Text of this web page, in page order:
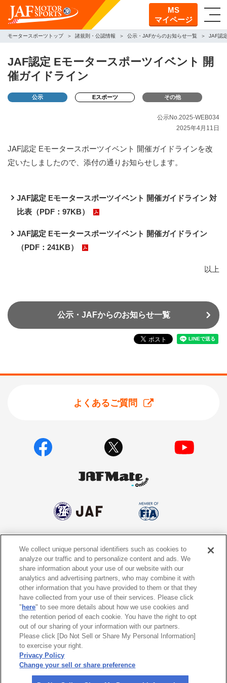
MS
マイページ
モータースポーツトップ 諸規則・公認情報 公示・JAFからのお知らせ一覧 JAF認
JAF認定 Eモータースポーツイベント 開
催ガイドライン
公示 Eスポーツ その他
公示No.2025-WEB034
2025年4月11日
JAF認定 Eモータースポーツイベント 開催ガイドラインを改
定いたしましたので、添付の通りお知らせします。
JAF認定 Eモータースポーツイベント 開催ガイドライン 対
比表（PDF：97KB）
JAF認定 Eモータースポーツイベント 開催ガイドライン
（PDF：241KB）
以上
公示・JAFからのお知らせ一覧
よくあるご質問
個人情報保護方針 個人情報の取り扱いについて
サイトポリシー ソーシャルメディア利用規約
特定商取引法に基づく表示 情報提供終了のお知らせ
Do Not Sell or Share My Personal
Information
© 2026 All rights reserved. 一般社団法人 日本自動車連盟 (JAF)
We collect unique personal identifiers such as cookies to
analyze our traffic and to personalize content and ads. We
share information about your use of our website with our
analytics and advertising partners, who may combine it with
other information that you have provided to them or that they
have collected from your use of their services. Please click
" here" to see more details about how we use cookies and
the retention period of each cookie. You have the right to opt
out of our sharing of your information with our partners.
Please click [Do Not Sell or Share My Personal Information]
to exercise your right.
Privacy Policy
Change your sell or share preference